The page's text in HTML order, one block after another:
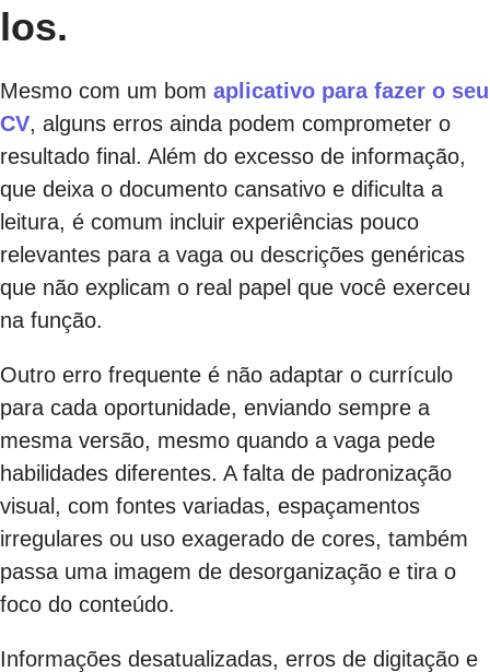
los.
Mesmo com um bom aplicativo para fazer o seu
CV, alguns erros ainda podem comprometer o
resultado final. Além do excesso de informação,
que deixa o documento cansativo e dificulta a
leitura, é comum incluir experiências pouco
relevantes para a vaga ou descrições genéricas
que não explicam o real papel que você exerceu
na função.
Outro erro frequente é não adaptar o currículo
para cada oportunidade, enviando sempre a
mesma versão, mesmo quando a vaga pede
habilidades diferentes. A falta de padronização
visual, com fontes variadas, espaçamentos
irregulares ou uso exagerado de cores, também
passa uma imagem de desorganização e tira o
foco do conteúdo.
Informações desatualizadas, erros de digitação e